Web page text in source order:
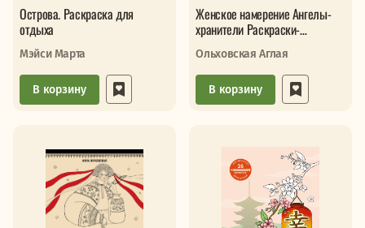
Острова. Раскраска для
отдыха
Мэйси Марта
В корзину
Женское намерение Ангелы-
хранители Раскраски-
аффирмации
Ольховская Аглая
В корзину